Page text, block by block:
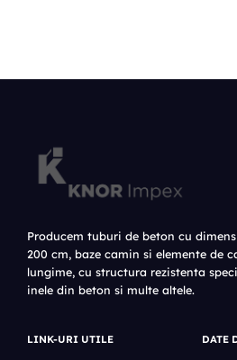
Producem tuburi de beton cu
200 cm, baze camin si elemente de
lungime, cu structura rezistenta
inele din beton si multe altele.
LINK-URI UTILE DATE